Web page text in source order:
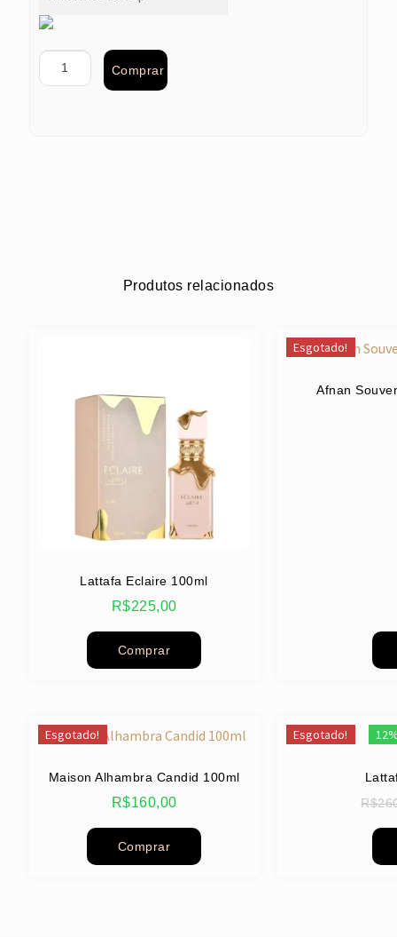
Comprar
Produtos relacionados
Lattafa Eclaire 100ml
R$225,00
Comprar
Esgotado!
Afnan
Esgotado!
Maison Alhambra Candid 100ml
R$160,00
Comprar
Esgotado!
R$